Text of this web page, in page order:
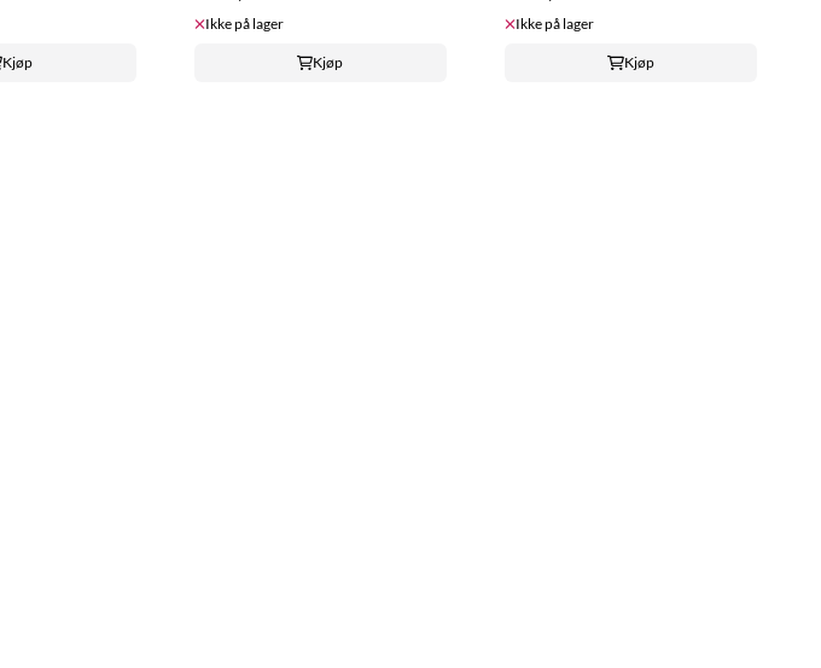
Kjøp
Ikke på lager
Kjøp
Ikke på lager
Kjøp